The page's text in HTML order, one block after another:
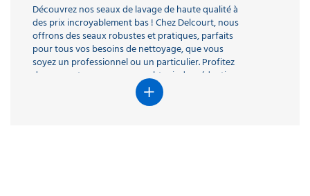
Découvrez nos seaux de lavage de haute qualité à
des prix incroyablement bas ! Chez Delcourt, nous
offrons des seaux robustes et pratiques, parfaits
pour tous vos besoins de nettoyage, que vous
soyez un professionnel ou un particulier. Profitez
de nos ventes en gros pour obtenir des réductions
encore plus importantes et équipez-vous sans
vous ruiner. Nos promotions exceptionnelles vous